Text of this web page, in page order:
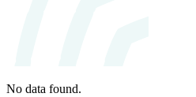
No data found.